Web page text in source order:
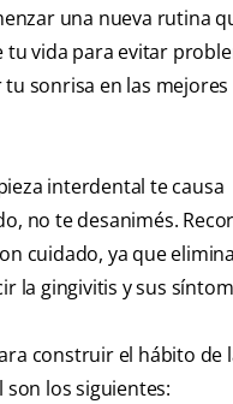
una nueva rutina
vida para evitar
sonrisa en las mejores
interdental te causa
no te desanimés.
cuidado, ya que
la gingivitis y sus
construir el hábito de
los siguientes: